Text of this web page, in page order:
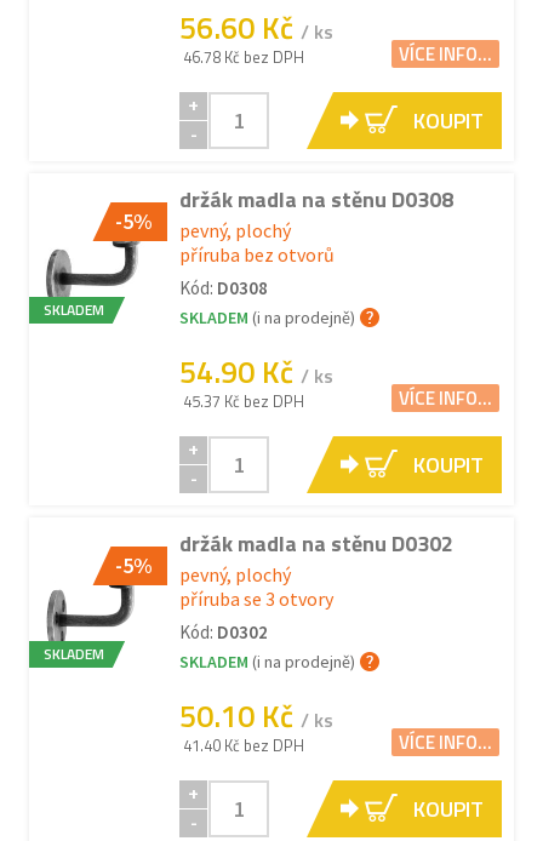
56.60 Kč / ks
46.78 Kč bez DPH VÍCE INFO...
+
-
KOUPIT
-5%
SKLADEM
držák madla na stěnu D0308
pevný, plochý
příruba bez otvorů
Kód: D0308
SKLADEM (i na prodejně)
54.90 Kč / ks
45.37 Kč bez DPH VÍCE INFO...
+
-
KOUPIT
-5%
SKLADEM
držák madla na stěnu D0302
pevný, plochý
příruba se 3 otvory
Kód: D0302
SKLADEM (i na prodejně)
50.10 Kč / ks
41.40 Kč bez DPH VÍCE INFO...
+
-
KOUPIT